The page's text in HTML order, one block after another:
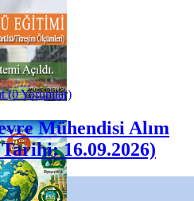
(0 Yorumlar)
Mühendisi Alım
16.09.2026)